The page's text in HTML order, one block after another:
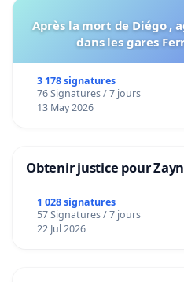
Après la mort de Diégo ,
dans les gares
3 178 signatures
76 Signatures / 7 jours
13 May 2026
Obtenir justice pour
1 028 signatures
57 Signatures / 7 jours
22 Jul 2026